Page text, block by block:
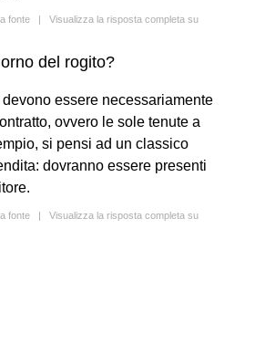
fonte | Visualizza la risposta completa su
del rogito?
devono essere necessariamente
ovvero le sole tenute a
si pensi ad un classico
dovranno essere presenti
fonte | Visualizza la risposta completa su